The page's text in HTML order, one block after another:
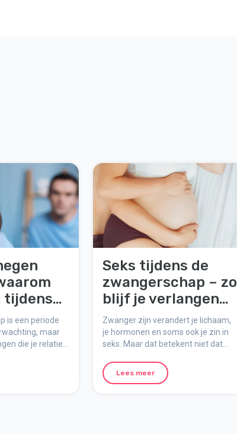
tijdens
kan
is een periode
maar
die je relatie
of kleine
normaal.
Seks tijdens de
zwangerschap – zo
blijf je verlangen
en nabijheid
behouden
Zwanger zijn verandert je lichaam,
je hormonen en soms ook je zin in
seks. Maar dat betekent niet dat
vind je feiten, inspiratie en
praktische tips om speels en intiem
Lees meer